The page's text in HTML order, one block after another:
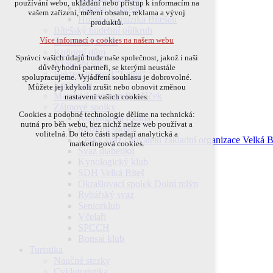
Bítešan (dospělí)
Houslová muzika Bítešan
Bítešský hudební půlkruh
Zpravodaj města
Kulturní dům
Výstavní síň
Rekreační areál "Letná"
Knihovna
Mateřské centrum Bítešáček
Kolpingova rodina
Muzejní spolek
Český svaz chovatelů základní organizace Velká
Svaz diabetiků
přihlášení, volby jazyka, apod.
analytická pro anonymizované vyhodnocení
návštěvnosti
marketingová cookies (Google)
Více informací o cookies na našem webu
Přijmout všechny cookies
Odmítnout vše
používání webu, ukládání nebo přístup k informacím na
vašem zařízení, měření obsahu, reklama a vývoj
produktů.
Více informací o cookies na našem webu
Správci vašich údajů bude naše společnost, jakož i naši
důvěryhodní partneři, se kterými neustále
spolupracujeme. Vyjádření souhlasu je dobrovolné.
Můžete jej kdykoli zrušit nebo obnovit změnou
nastavení vašich cookies.
Cookies a podobné technologie dělíme na technická:
nutná pro běh webu, bez nichž nelze web používat a
volitelná. Do této části spadají analytická a
marketingová cookies.